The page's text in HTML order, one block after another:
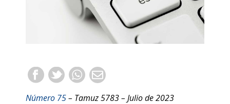
Número 75– Tamuz 5783 – Julio de 2023